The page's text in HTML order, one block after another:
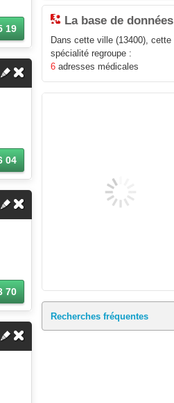
19
04
70
La base de données
Dans cette ville (13400), cette
spécialité regroupe :
6 adresses médicales